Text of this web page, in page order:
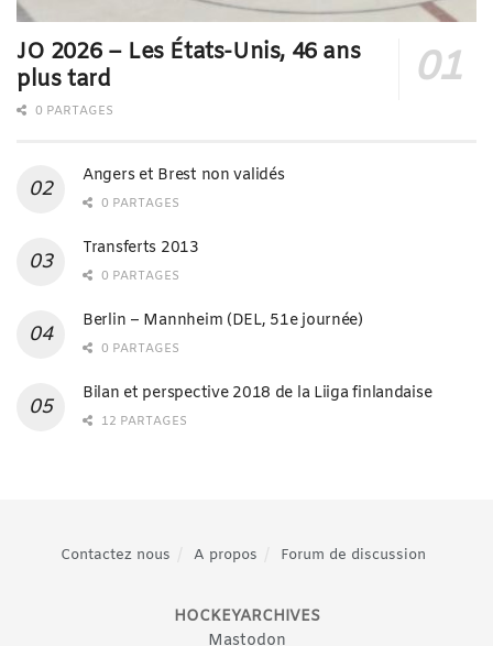
JO 2026 – Les États-Unis, 46 ans
plus tard
0 PARTAGES
Angers et Brest non validés
0 PARTAGES
Transferts 2013
0 PARTAGES
Berlin – Mannheim (DEL, 51e journée)
0 PARTAGES
Bilan et perspective 2018 de la Liiga finlandaise
12 PARTAGES
Contactez nous A propos Forum de discussion
HOCKEYARCHIVES
Mastodon